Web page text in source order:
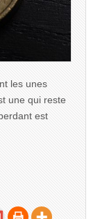
les unes
une qui reste
est